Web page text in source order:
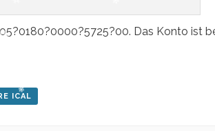
Das Konto ist
ICAL